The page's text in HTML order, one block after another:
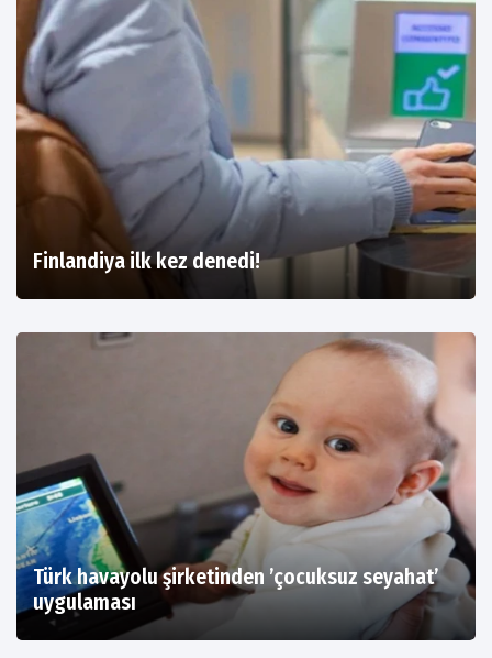
Finlandiya ilk kez denedi!
Türk havayolu şirketinden ’çocuksuz seyahat’
uygulaması